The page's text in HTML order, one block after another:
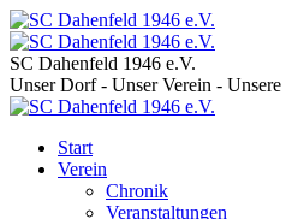
SC Dahenfeld 1946 e.V.
Unser Dorf - Unser Verein - Unsere
Start
Verein
Chronik
Veranstaltungen